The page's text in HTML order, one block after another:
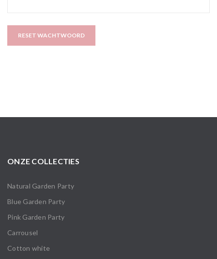
RESET WACHTWOORD
ONZE COLLECTIES
Natural Garden Party
Blue Garden Party
Pink Garden Party
Carrousel
Cotton white